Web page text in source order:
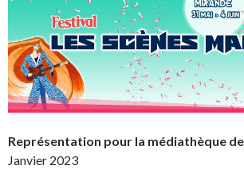
Représentation pour la médiathèque
Janvier 2023